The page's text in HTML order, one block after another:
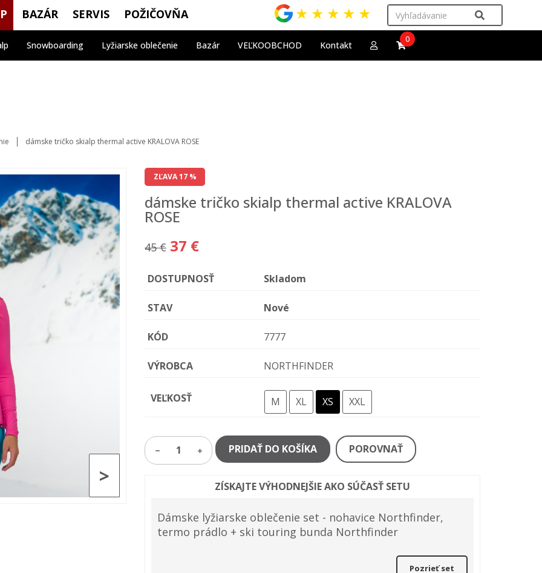
BAZÁR SERVIS POŽIČOVŇA ★ ★ ★ ★ ★
Snowboarding Lyžiarske oblečenie Bazár VEĽKOOBCHOD Kontakt
0
dámske tričko skialp thermal active KRALOVA ROSE
>
ZĽAVA 17 %
dámske tričko skialp thermal active KRALOVA
ROSE
45 € 37 €
DOSTUPNOSŤ Skladom
STAV Nové
KÓD 7777
VÝROBCA NORTHFINDER
VEĽKOSŤ M XL XS XXL
1 PRIDAŤ DO KOŠÍKA POROVNAŤ
ZÍSKAJTE VÝHODNEJŠIE AKO SÚČASŤ SETU
Dámske lyžiarske oblečenie set - nohavice Northfinder,
termo prádlo + ski touring bunda Northfinder
Pozrieť set